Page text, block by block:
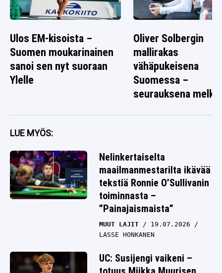
Ulos EM-kisoista –
Suomen moukarinainen
sanoi sen nyt suoraan
Ylelle
Oliver Solbergin
mallirakas
vähäpukeisena
Suomessa –
seurauksena
LUE MYÖS:
Nelinkertaiselta
maailmanmestarilta ikävää
tekstiä Ronnie O’Sullivanin
toiminnasta –
”Painajaismaista”
MUUT LAJIT
19.07.2026
LASSE HONKANEN
UC: Susijengi vaikeni –